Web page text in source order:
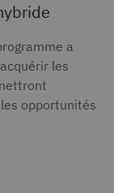
a
les
opportunités